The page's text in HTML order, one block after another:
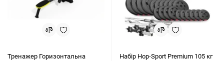
Тренажер Горизонтальна
Набір Hop-Sport Premium 105 кг